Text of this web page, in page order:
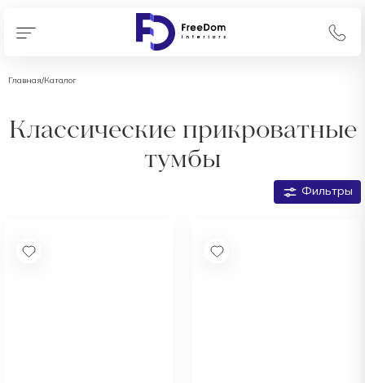
Главная/Каталог
Классические прикроватные
тумбы
Фильтры